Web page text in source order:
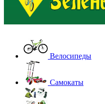
Велосипеды
Самокаты